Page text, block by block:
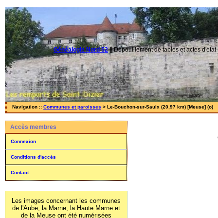
Généalogie Nord 52||Dépouillement de tables et actes
Navigation :: Communes et paroisses > Le-Bouchon-sur-Saulx (20,97 km) [Meuse] (o)
Accès membres
Connexion
Conditions d'accès
Contact
Les images concernant les communes
de l'Aube, la Marne, la Haute Marne et
de la Meuse ont été numérisées